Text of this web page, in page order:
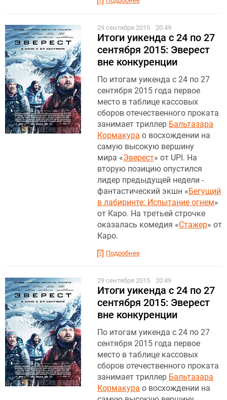
29 сентября 2015 20:49
Итоги уикенда с 24 по 27
сентября 2015: Эверест
вне конкуренции
По итогам уикенда с 24 по 27
сентября 2015 года первое
место в таблице кассовых
сборов отечественного проката
занимает триллер Бальтазара
Кормакура о восхождении на
самую высокую вершину
мира «Эверест» от UPI. На
вторую позицию опустился
лидер предыдущей недели -
фантастический экшн «Бегущий
в лабиринте: Испытание огнем»
от Каро. На третьей строчке
оказалась комедия «Стажер» от
Каро.
Подробнее
29 сентября 2015 20:49
Итоги уикенда с 24 по 27
сентября 2015: Эверест
вне конкуренции
По итогам уикенда с 24 по 27
сентября 2015 года первое
место в таблице кассовых
сборов отечественного проката
занимает триллер Бальтазара
Кормакура о восхождении на